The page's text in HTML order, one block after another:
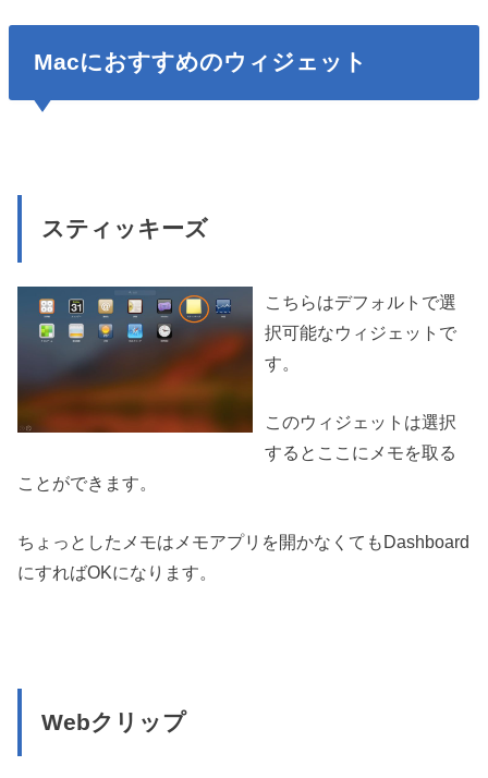
Macにおすすめのウィジェット
スティッキーズ
こちらはデフォルトで選
択可能なウィジェットで
す。
このウィジェットは選択
するとここにメモを取る
ことができます。
ちょっとしたメモはメモアプリを開かなくてもDashboard
にすればOKになります。
Webクリップ